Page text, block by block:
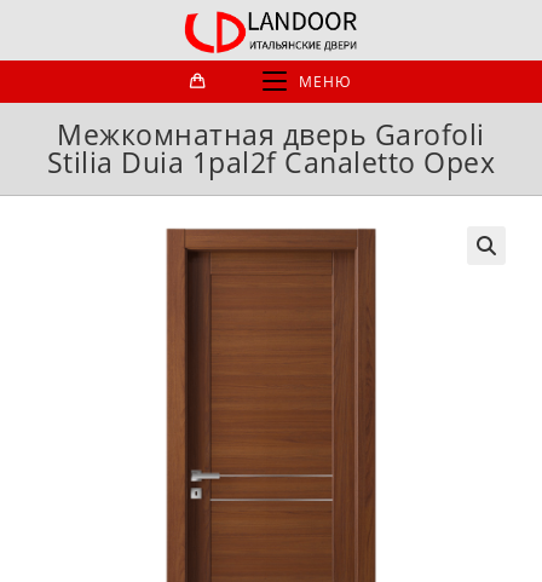
МЕНЮ
Межкомнатная дверь Garofoli
Stilia Duia 1pal2f Canaletto Орех